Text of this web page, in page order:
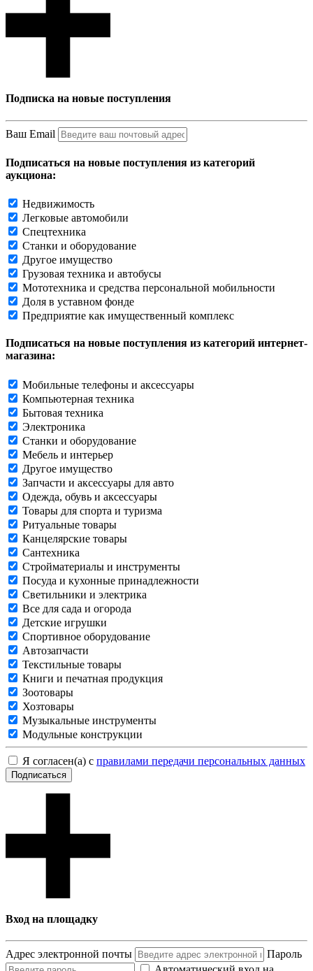
Подписка на новые поступления
Ваш Email
Подписаться на новые поступления из категорий
аукциона:
Недвижимость
Легковые автомобили
Спецтехника
Станки и оборудование
Другое имущество
Грузовая техника и автобусы
Мототехника и средства персональной мобильности
Доля в уставном фонде
Предприятие как имущественный комплекс
Подписаться на новые поступления из категорий интернет-
магазина:
Мобильные телефоны и аксессуары
Компьютерная техника
Бытовая техника
Электроника
Станки и оборудование
Мебель и интерьер
Другое имущество
Запчасти и аксессуары для авто
Одежда, обувь и аксессуары
Товары для спорта и туризма
Ритуальные товары
Канцелярские товары
Сантехника
Стройматериалы и инструменты
Посуда и кухонные принадлежности
Светильники и электрика
Все для сада и огорода
Детские игрушки
Спортивное оборудование
Автозапчасти
Текстильные товары
Книги и печатная продукция
Зоотовары
Хозтовары
Музыкальные инструменты
Модульные конструкции
Я согласен(а) с правилами передачи персональных данных
Подписаться
Вход на площадку
Адрес электронной почты
Пароль